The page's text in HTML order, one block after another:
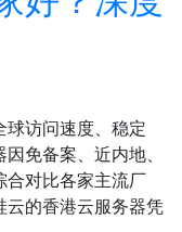
球访问速度、稳定
免备案、近内地、
合对比各家主流厂
云的香港云服务器凭